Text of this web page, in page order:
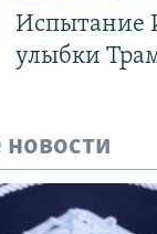
Испытание
улыбки
новости